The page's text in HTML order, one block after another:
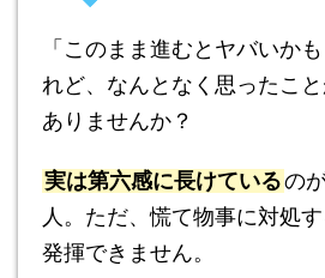
「このまま進むとヤバいか
れど、なんとなく思ったこ
ありませんか？
実は第六感に長けているの
人。ただ、慌て物事に対処
発揮できません。